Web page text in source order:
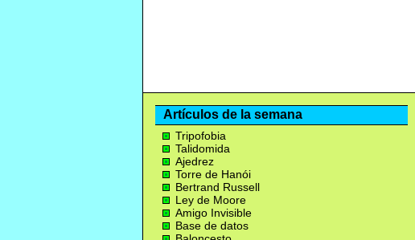
Artículos de la semana
Tripofobia
Talidomida
Ajedrez
Torre de Hanói
Bertrand Russell
Ley de Moore
Amigo Invisible
Base de datos